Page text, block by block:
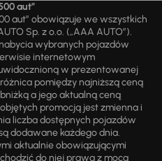
aut”
aut” obowiązuje we wszystkich
Sp. z o.o. („AAA AUTO”).
wybranych pojazdów
internetowym
w prezentowanej
pomiędzy najniższą ceną
a jego aktualną ceną
promocją jest zmienna i
liczba dostępnych pojazdów
dodawane każdego dnia.
aktualnie obowiązującymi
do niej prawa z mocą